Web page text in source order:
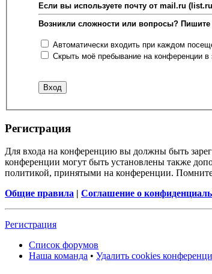
Если вы используете почту от mail.ru
Возникли сложности или вопросы?
Автоматически входить при каждом
Скрыть моё пребывание на конференции в
Регистрация
Для входа на конференцию вы должны быть
конференции могут быть установлены также
политикой, принятыми на конференции.
Общие правила | Соглашение о
Регистрация
Список форумов
Наша команда • Удалить cookies